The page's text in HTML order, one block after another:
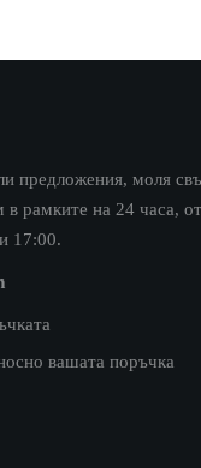
предложения, моля
рамките на 24 часа,
17:00.
вашата поръчка